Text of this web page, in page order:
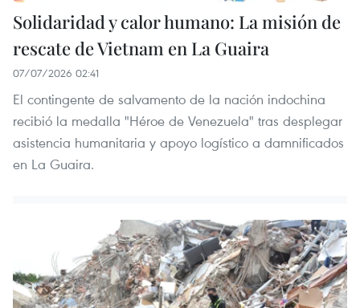
Solidaridad y calor humano: La misión de
rescate de Vietnam en La Guaira
07/07/2026 02:41
El contingente de salvamento de la nación indochina
recibió la medalla "Héroe de Venezuela" tras desplegar
asistencia humanitaria y apoyo logístico a damnificados
en La Guaira.